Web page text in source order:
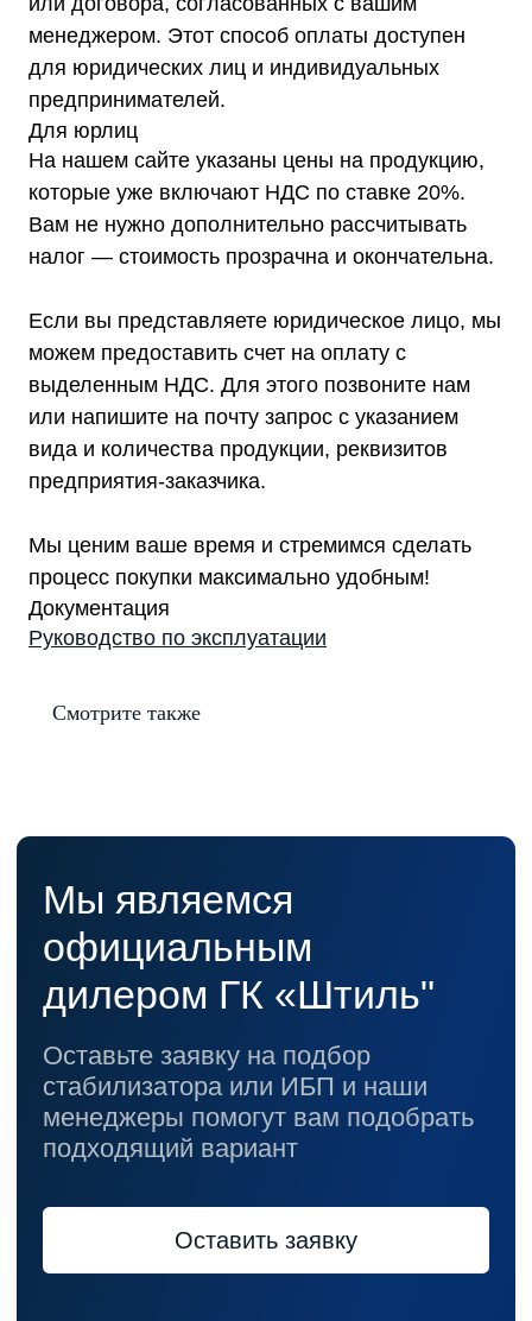
менеджером. Этот способ оплаты доступен
для юридических лиц и индивидуальных
предпринимателей.
Для юрлиц
На нашем сайте указаны цены на продукцию,
которые уже включают НДС по ставке 20%.
Вам не нужно дополнительно рассчитывать
налог — стоимость прозрачна и окончательна.
Если вы представляете юридическое лицо, мы
можем предоставить счет на оплату с
выделенным НДС. Для этого позвоните нам
или напишите на почту запрос с указанием
вида и количества продукции, реквизитов
предприятия-заказчика.
Мы ценим ваше время и стремимся сделать
процесс покупки максимально удобным!
Документация
Руководство по эксплуатации
Смотрите также